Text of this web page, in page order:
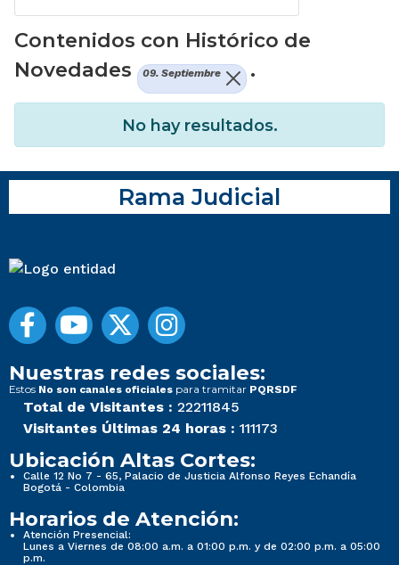
Contenidos con Histórico de
Novedades
09. Septiembre .
No hay resultados.
Rama Judicial
Nuestras redes sociales:
Estos No son canales oficiales para tramitar PQRSDF
Total de Visitantes : 22211845
Visitantes Últimas 24 horas : 111173
Ubicación Altas Cortes:
Calle 12 No 7 - 65, Palacio de Justicia Alfonso Reyes Echandía
Bogotá - Colombia
Horarios de Atención:
Atención Presencial:
Lunes a Viernes de 08:00 a.m. a 01:00 p.m. y de 02:00 p.m. a 05:00
p.m.